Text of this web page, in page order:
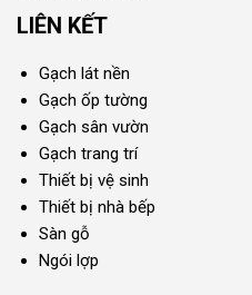
LIÊN KẾT
Gạch lát nền
Gạch ốp tường
Gạch sân vườn
Gạch trang trí
Thiết bị vệ sinh
Thiết bị nhà bếp
Sàn gỗ
Ngói lợp